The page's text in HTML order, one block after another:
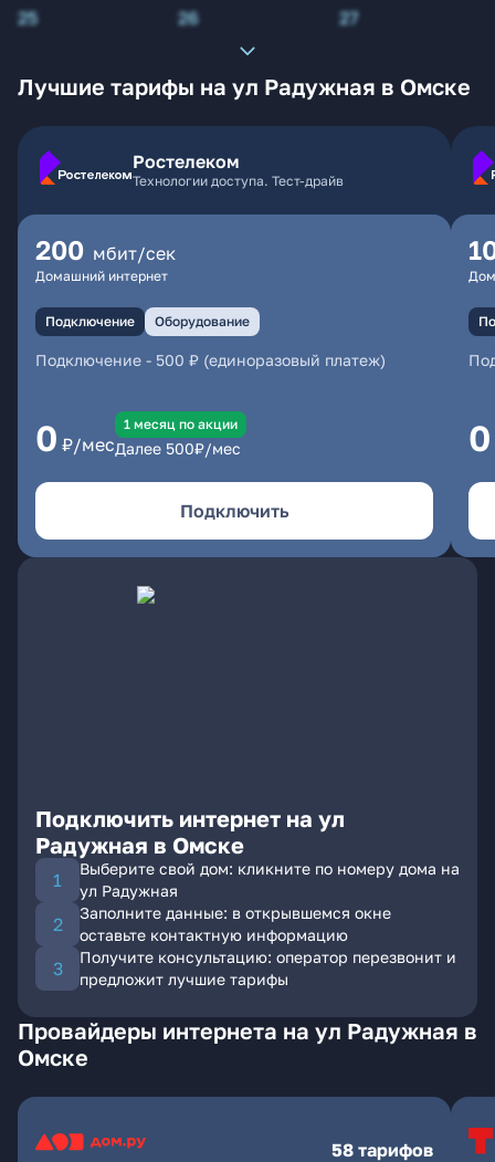
25
26 27
Лучшие тарифы на ул Радужная в Омске
Ростелеком
Технологии доступа. Тест-драйв
200 мбит/сек
Домашний интернет
Подключение Оборудование
Подключение - 500 ₽ (единоразовый платеж)
0 ₽/мес
1 месяц по акции
Далее 500₽/мес
Подключить
0
Подключить интернет на ул
Радужная в Омске
Выберите свой дом: кликните по номеру дома на
ул Радужная
Заполните данные: в открывшемся окне
оставьте контактную информацию
Получите консультацию: оператор перезвонит и
предложит лучшие тарифы
Провайдеры интернета на ул Радужная в
Омске
58 тарифов